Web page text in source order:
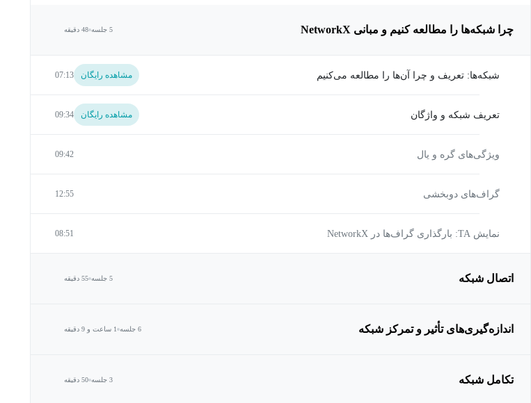
چرا شبکه‌ها را مطالعه کنیم و مبانی NetworkX 5 جلسه 48 دقیقه
شبکه‌ها: تعریف و چرا آن‌ها را مطالعه می‌کنیم مشاهده رایگان 07:13
تعریف شبکه و واژگان مشاهده رایگان 09:34
ویژگی‌های گره و یال 09:42
گراف‌های دوبخشی 12:55
نمایش TA: بارگذاری گراف‌ها در NetworkX 08:51
اتصال شبکه 5 جلسه 55 دقیقه
اندازه‌گیری‌های تأثیر و تمرکز شبکه 6 جلسه 1 ساعت و 9 دقیقه
تکامل شبکه 3 جلسه 50 دقیقه